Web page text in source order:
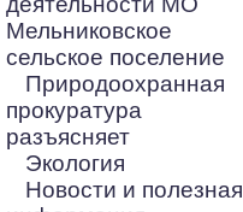
Мельниковское
сельское поселение
Природоохранная
прокуратура
разъясняет
Экология
Новости и полезная